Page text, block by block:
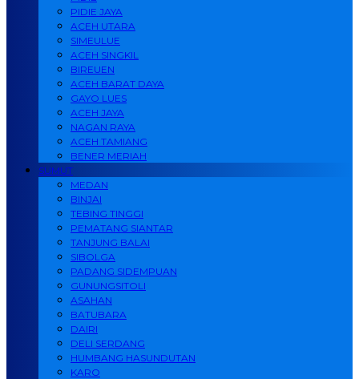
PIDIE JAYA
ACEH UTARA
SIMEULUE
ACEH SINGKIL
BIREUEN
ACEH BARAT DAYA
GAYO LUES
ACEH JAYA
NAGAN RAYA
ACEH TAMIANG
BENER MERIAH
SUMUT
MEDAN
BINJAI
TEBING TINGGI
PEMATANG SIANTAR
TANJUNG BALAI
SIBOLGA
PADANG SIDEMPUAN
GUNUNGSITOLI
ASAHAN
BATUBARA
DAIRI
DELI SERDANG
HUMBANG HASUNDUTAN
KARO